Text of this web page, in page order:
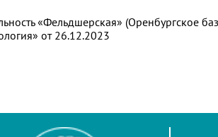
«Фельдшерская» (Оренбургское
от 26.12.2023